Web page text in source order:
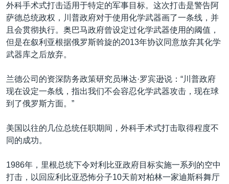
外科手术式打击适用于特定的军事目标。这次打击是警告阿
萨德总统政权，川普政府对于使用化学武器画了一条线，并
且会贯彻执行。奥巴马政府曾设定过化学武器使用的阈值，
但是在叙利亚根据俄罗斯斡旋的2013年协议同意放弃其化学
武器库之后放弃。
兰德公司的资深防务政策研究员琳达·罗宾逊说：“川普政府
现在设定一条线，指出我们不会容忍化学武器攻击，现在球
到了俄罗斯方面。”
美国以往的几位总统任职期间，外科手术式打击取得程度不
同的成功。
1986年，里根总统下令对利比亚政府目标实施一系列的空中
打击，以回应利比亚恐怖分子10天前对柏林一家迪斯科舞厅